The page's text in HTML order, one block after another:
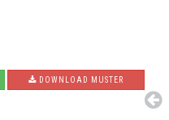
DOWNLOAD MUSTER